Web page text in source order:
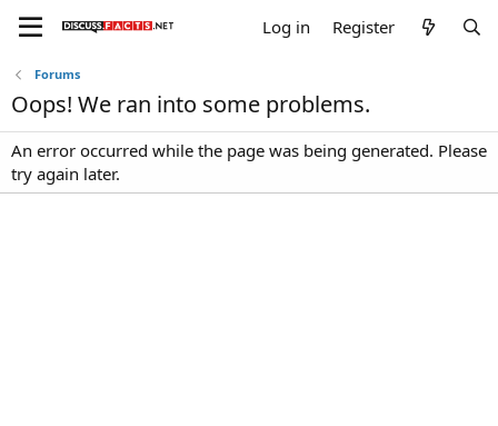
Log in Register
Forums
Oops! We ran into some problems.
An error occurred while the page was being generated. Please
try again later.